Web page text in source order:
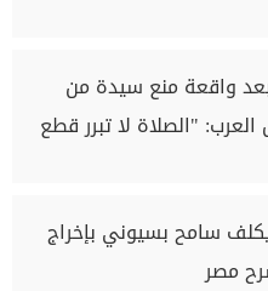
واقعة منع سيدة من
"الصلاة لا تبرر قطع
سامح بسيوني بإخراج
مصر